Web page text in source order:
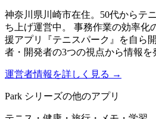
神奈川県川崎市在住。50代からテ
ち上げ運営中。 事務作業の効率化
援アプリ『テニスパーク』を自ら
者・開発者の3つの視点から情報を
運営者情報を詳しく見る →
Park シリーズの他のアプリ